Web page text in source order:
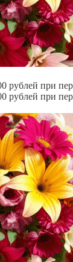
при
при